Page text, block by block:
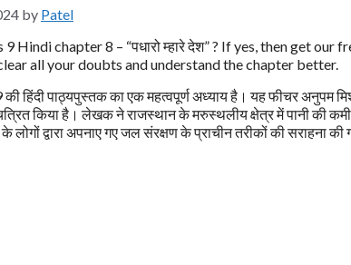
by Patel
Hindi chapter 8 – “पधारो म्हारे देश” ? If yes, then get
all your doubts and understand the chapter better.
9 की हिंदी पाठ्यपुस्तक का एक महत्वपूर्ण अध्याय है। यह फीचर अनुपम
किया है। लेखक ने राजस्थान के मरुस्थलीय क्षेत्र में पानी की
लोगों द्वारा अपनाए गए जल संरक्षण के प्राचीन तरीकों की